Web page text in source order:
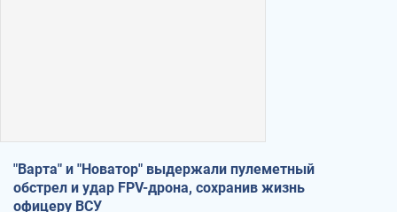
"Варта" и "Новатор" выдержали пулеметный
обстрел и удар FPV-дрона, сохранив жизнь
офицеру ВСУ